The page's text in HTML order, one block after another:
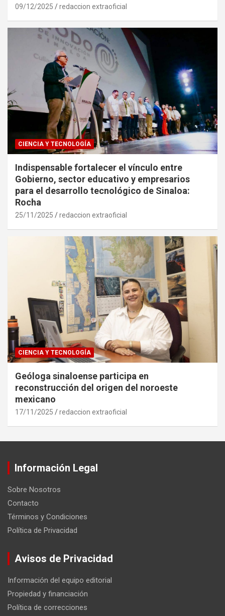
09/12/2025 redaccion extraoficial
CIENCIA Y TECNOLOGÍA
Indispensable fortalecer el vínculo entre
Gobierno, sector educativo y empresarios
para el desarrollo tecnológico de Sinaloa:
Rocha
25/11/2025 redaccion extraoficial
CIENCIA Y TECNOLOGÍA
Geóloga sinaloense participa en
reconstrucción del origen del noroeste
mexicano
17/11/2025 redaccion extraoficial
Información Legal
Sobre Nosotros
Contacto
Términos y Condiciones
Política de Privacidad
Avisos de Privacidad
Información del equipo editorial
Propiedad y financiación
Política de correcciones